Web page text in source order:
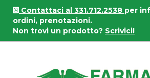
Passa
contenuto
principale
Contattaci al 331.712.2538 per
ordini, prenotazioni.
Non trovi un prodotto? Scrivici!